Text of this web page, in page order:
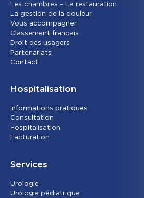
Les chambres – La restauration
La gestion de la douleur
Vous accompagner
Classement français
Droit des usagers
Partenariats
Contact
Hospitalisation
Informations pratiques
Consultation
Hospitalisation
Facturation
Services
Urologie
Urologie pédiatrique